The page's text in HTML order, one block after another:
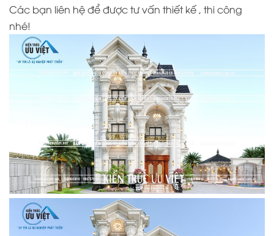
Các bạn liên hệ để được tư vấn thiết kế , thi công
nhé!